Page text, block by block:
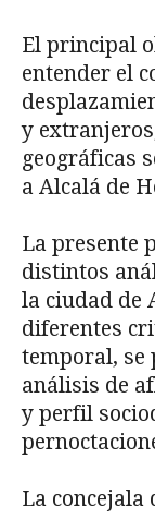
El principal
entender el
y
geográficas
a Alcalá de
La presente
distintos
la ciudad de
diferentes
temporal, se
análisis de
y perfil
La